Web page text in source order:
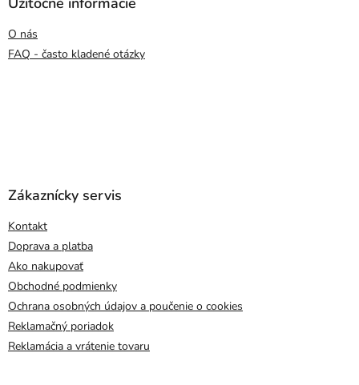
O nás
FAQ - často kladené otázky
Zákaznícky servis
Kontakt
Doprava a platba
Ako nakupovať
Obchodné podmienky
Ochrana osobných údajov a poučenie o cookies
Reklamačný poriadok
Reklamácia a vrátenie tovaru